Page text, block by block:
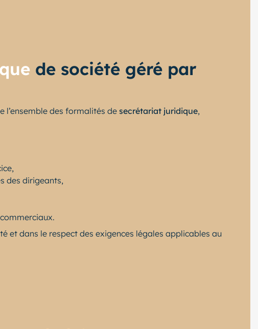
de société géré par
l’ensemble des formalités de secrétariat juridique,
des dirigeants,
et dans le respect des exigences légales applicables au